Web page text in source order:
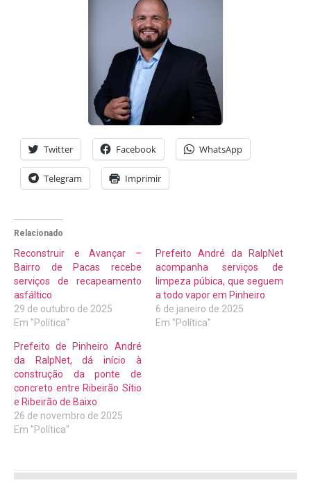
Twitter Facebook WhatsApp
Telegram Imprimir
Relacionado
Reconstruir e Avançar –
Bairro de Pacas recebe
serviços de recapeamento
asfáltico
29 de outubro de 2025
Em "Política"
Prefeito André da RalpNet
acompanha serviços de
limpeza púbica, que seguem
a todo vapor em Pinheiro
6 de janeiro de 2025
Em "Política"
Prefeito de Pinheiro André
da RalpNet, dá início à
construção da ponte de
concreto entre Ribeirão Sítio
e Ribeirão de Baixo
26 de novembro de 2025
Em "Política"